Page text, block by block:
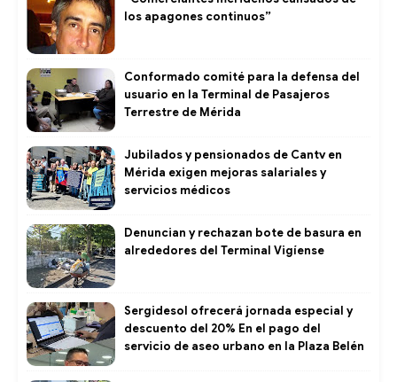
los apagones continuos”
Conformado comité para la defensa del
usuario en la Terminal de Pasajeros
Terrestre de Mérida
Jubilados y pensionados de Cantv en
Mérida exigen mejoras salariales y
servicios médicos
Denuncian y rechazan bote de basura en
alrededores del Terminal Vigíense
Sergidesol ofrecerá jornada especial y
descuento del 20% En el pago del
servicio de aseo urbano en la Plaza Belén